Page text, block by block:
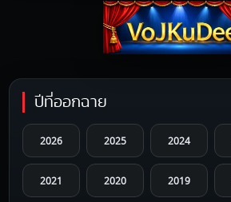
ปีที่ออกฉาย
2026 2025 2024
2021 2020 2019